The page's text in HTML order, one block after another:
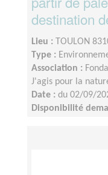
destination
Lieu :
TOULON
Type :
Association :
J'agis pour la
Date : du 02/09/
Disponibilité